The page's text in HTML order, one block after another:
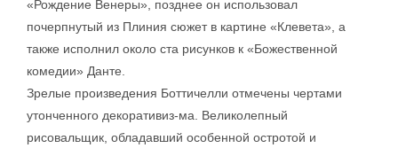
«Рождение Венеры», позднее он использовал
почерпнутый из Плиния сюжет в картине «Клевета», а
также исполнил около ста рисунков к «Божественной
комедии» Данте.
Зрелые произведения Боттичелли отмечены чертами
утонченного декоративиз-ма. Великолепный
рисовальщик, обладавший особенной остротой и